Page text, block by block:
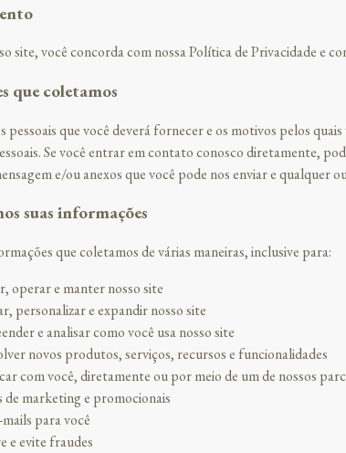
site, você concorda com nossa Política de Privacidade e
que coletamos
pessoais que você deverá fornecer e os motivos pelos
Se você entrar em contato conosco diretamente,
e/ou anexos que você pode nos enviar e qualquer
suas informações
que coletamos de várias maneiras, inclusive para:
operar e manter nosso site
personalizar e expandir nosso site
e analisar como você usa nosso site
novos produtos, serviços, recursos e funcionalidades
com você, diretamente ou por meio de um de nossos
de marketing e promocionais
para você
e evite fraudes